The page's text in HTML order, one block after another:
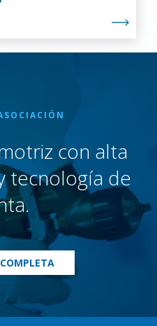
con alta
tecnología de